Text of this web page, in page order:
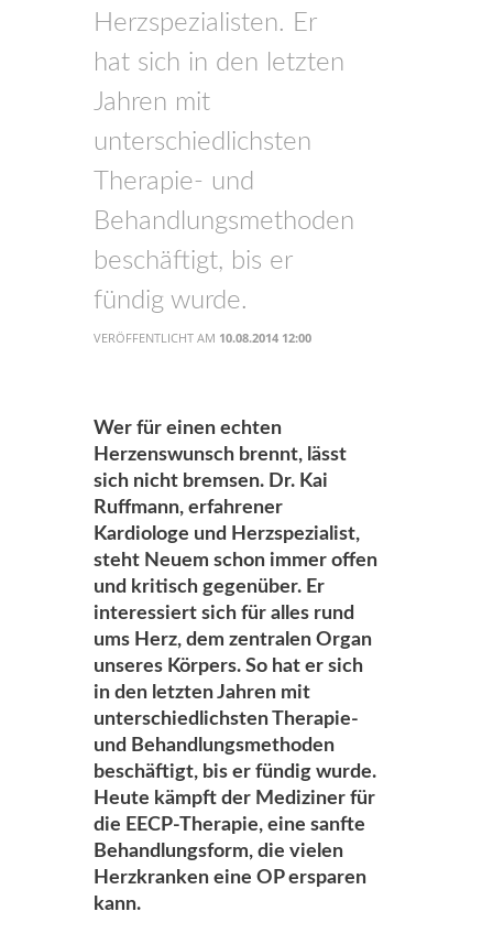
Herzspezialisten. Er
hat sich in den letzten
Jahren mit
unterschiedlichsten
Therapie- und
Behandlungsmethoden
beschäftigt, bis er
fündig wurde.
VERÖFFENTLICHT AM 10.08.2014 12:00
Wer für einen echten
Herzenswunsch brennt, lässt
sich nicht bremsen. Dr. Kai
Ruffmann, erfahrener
Kardiologe und Herzspezialist,
steht Neuem schon immer offen
und kritisch gegenüber. Er
interessiert sich für alles rund
ums Herz, dem zentralen Organ
unseres Körpers. So hat er sich
in den letzten Jahren mit
unterschiedlichsten Therapie-
und Behandlungsmethoden
beschäftigt, bis er fündig wurde.
Heute kämpft der Mediziner für
die EECP-Therapie, eine sanfte
Behandlungsform, die vielen
Herzkranken eine OP ersparen
kann.